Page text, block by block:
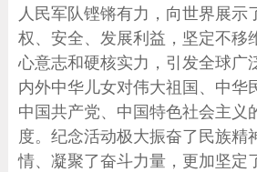
人民军队铿锵有力，向世界展示
权、安全、发展利益，坚定不移
心意志和硬核实力，引发全球广
内外中华儿女对伟大祖国、中华
中国共产党、中国特色社会主义
度。纪念活动极大振奋了民族精
情、凝聚了奋斗力量，更加坚定